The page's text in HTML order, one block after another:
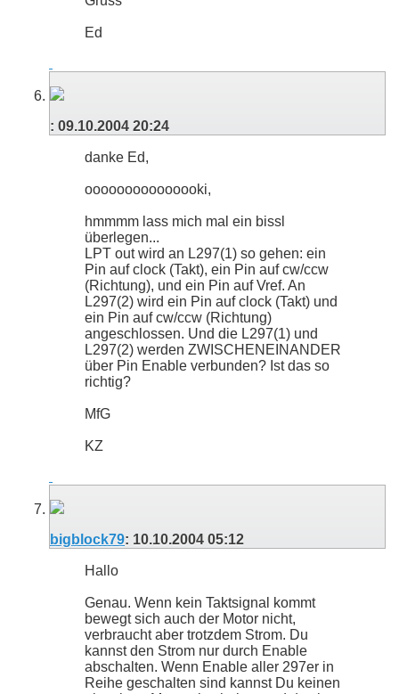
Ed
: 09.10.2004 20:24
danke Ed,
ooooooooooooooki,
hmmmm lass mich mal ein bissl
überlegen...
LPT out wird an L297(1) so gehen: ein
Pin auf clock (Takt), ein Pin auf cw/ccw
(Richtung), und ein Pin auf Vref. An
L297(2) wird ein Pin auf clock (Takt) und
ein Pin auf cw/ccw (Richtung)
angeschlossen. Und die L297(1) und
L297(2) werden ZWISCHENEINANDER
über Pin Enable verbunden? Ist das so
richtig?
MfG
KZ
bigblock79: 10.10.2004 05:12
Hallo
Genau. Wenn kein Taktsignal kommt
bewegt sich auch der Motor nicht,
verbraucht aber trotzdem Strom. Du
kannst den Strom nur durch Enable
abschalten. Wenn Enable aller 297er in
Reihe geschalten sind kannst Du keinen